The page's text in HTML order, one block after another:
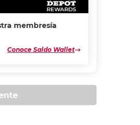
membresía
Conoce Saldo Wallet